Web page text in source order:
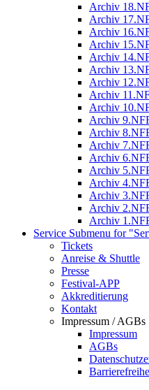
Archiv
Archiv
Archiv
Archiv
Archiv
Archiv
Archiv
Archiv
Archiv
Archiv
Archiv
Archiv
Archiv
Archiv
Archiv
Archiv
Archiv
Archiv
Service Submenu for
Tickets
Anreise & Shuttle
Presse
Festival-APP
Akkreditierung
Kontakt
Impressum / AGBs
Impressum
AGBs